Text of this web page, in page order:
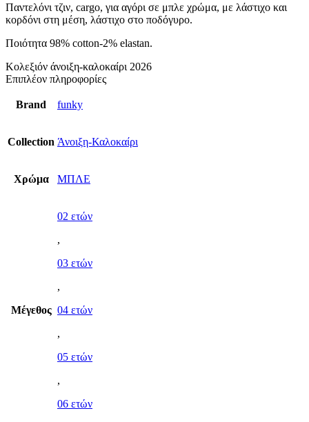
Παντελόνι τζιν, cargo, για αγόρι σε μπλε χρώμα, με λάστιχο και
κορδόνι στη μέση, λάστιχο στο ποδόγυρο.
Ποιότητα 98% cotton-2% elastan.
Κολεξιόν άνοιξη-καλοκαίρι 2026
Επιπλέον πληροφορίες
Brand funky
Collection Άνοιξη-Καλοκαίρι
Χρώμα ΜΠΛΕ
Μέγεθος
02 ετών
,
03 ετών
,
04 ετών
,
05 ετών
,
06 ετών